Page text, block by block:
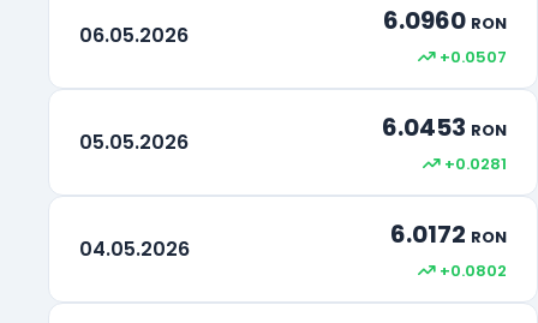
06.05.2026 6.0960 RON
+0.0507
05.05.2026 6.0453 RON
+0.0281
04.05.2026 6.0172 RON
+0.0802